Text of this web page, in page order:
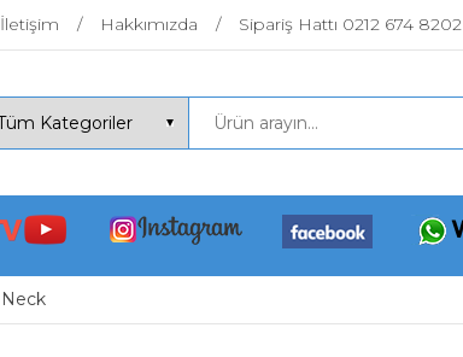
İletişim Hakkımızda Sipariş Hattı 0212 674 8202
Neck